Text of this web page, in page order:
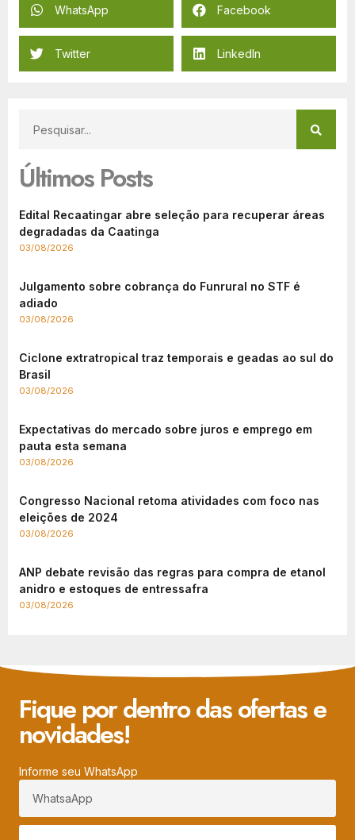
WhatsApp Facebook
Twitter LinkedIn
Últimos Posts
Edital Recaatingar abre seleção para recuperar áreas
degradadas da Caatinga
03/08/2026
Julgamento sobre cobrança do Funrural no STF é
adiado
03/08/2026
Ciclone extratropical traz temporais e geadas ao sul do
Brasil
03/08/2026
Expectativas do mercado sobre juros e emprego em
pauta esta semana
03/08/2026
Congresso Nacional retoma atividades com foco nas
eleições de 2024
03/08/2026
ANP debate revisão das regras para compra de etanol
anidro e estoques de entressafra
03/08/2026
Fique por dentro das ofertas e
novidades!
Informe seu WhatsApp